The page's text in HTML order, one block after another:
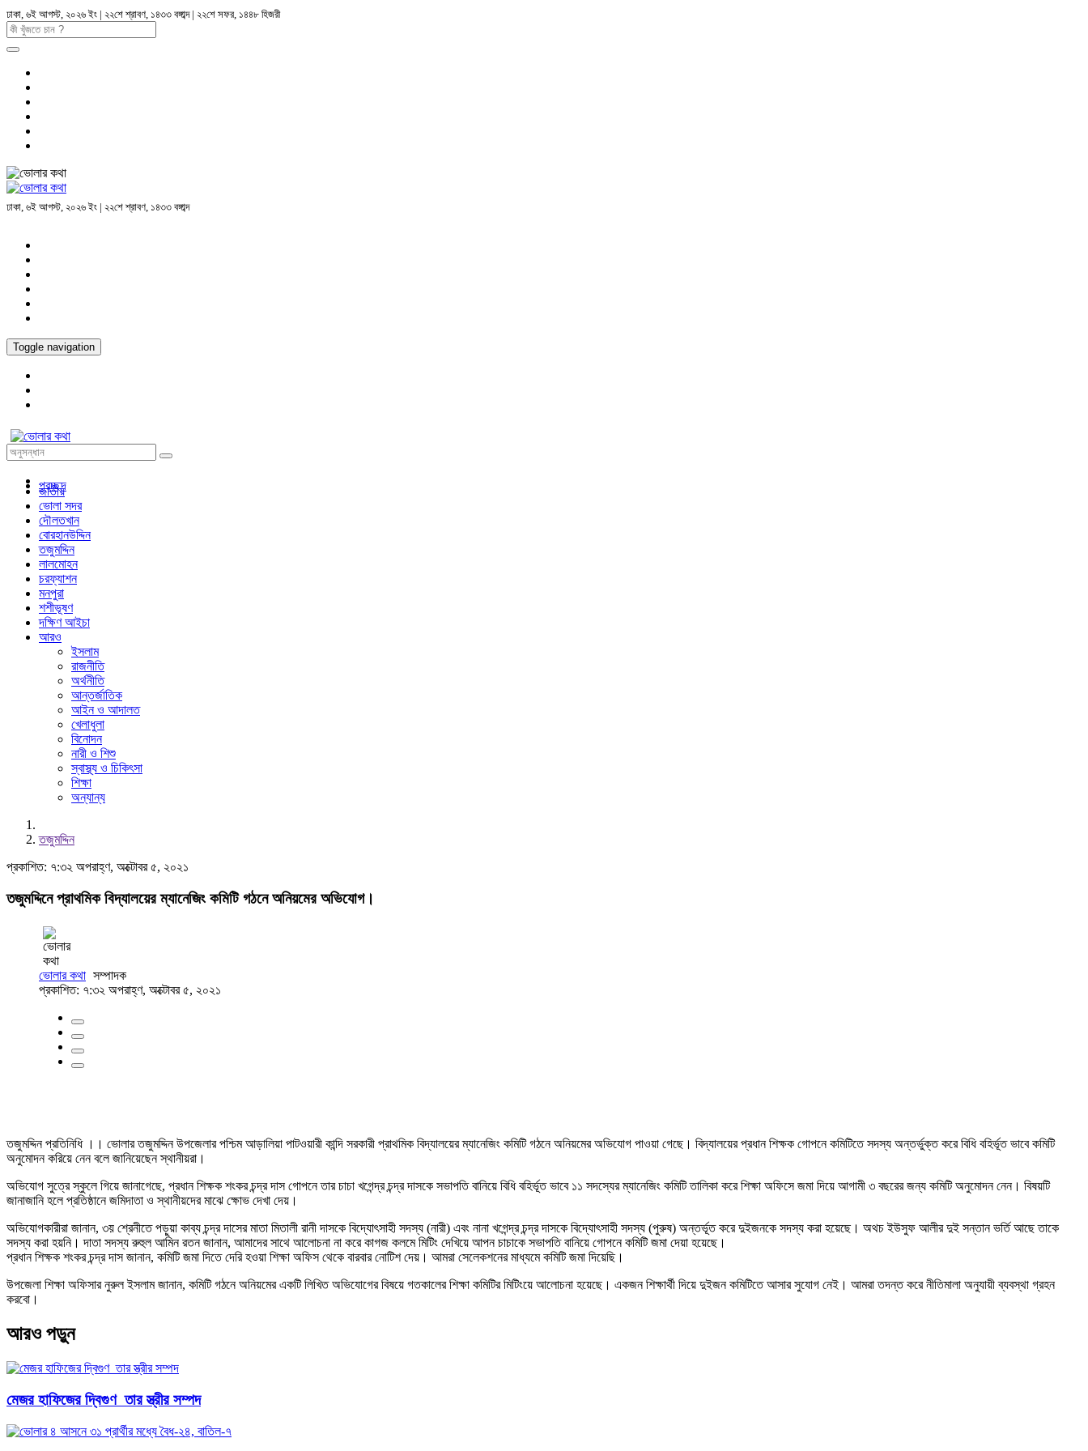
ঢাকা, ৬ই আগস্ট, ২০২৬ ইং | ২২শে শ্রাবণ, ১৪৩৩ বঙ্গাব্দ | ২২শে সফর, ১৪৪৮ হিজরী
ঢাকা, ৬ই আগস্ট, ২০২৬ ইং | ২২শে শ্রাবণ, ১৪৩৩ বঙ্গাব্দ
Toggle navigation
প্রচ্ছদ
জাতীয়
ভোলা সদর
দৌলতখান
বোরহানউদ্দিন
তজুমদ্দিন
লালমোহন
চরফ্যাশন
মনপুরা
শশীভূষণ
দক্ষিণ আইচা
আরও
ইসলাম
রাজনীতি
অর্থনীতি
আন্তর্জাতিক
আইন ও আদালত
খেলাধুলা
বিনোদন
নারী ও শিশু
স্বাস্থ্য ও চিকিৎসা
শিক্ষা
অন্যান্য
তজুমদ্দিন
প্রকাশিত: ৭:৩২ অপরাহ্ণ, অক্টোবর ৫, ২০২১
তজুমদ্দিনে প্রাথমিক বিদ্যালয়ের ম্যানেজিং কমিটি গঠনে অনিয়মের অভিযোগ।
ভোলার কথা সম্পাদক
প্রকাশিত: ৭:৩২ অপরাহ্ণ, অক্টোবর ৫, ২০২১
তজুমদ্দিন প্রতিনিধি ।। ভোলার তজুমদ্দিন উপজেলার পশ্চিম আড়ালিয়া পাটওয়ারী কান্দি সরকারী প্রাথমিক বিদ্যালয়ের ম্যানেজিং কমিটি গঠনে অনিয়মের অভিযোগ পাওয়া গেছে। বিদ্যালয়ের প্রধান শিক্ষক গোপনে কমিটিতে সদস্য অন্তর্ভুক্ত করে বিধি বহির্ভূত ভাবে কমিটি
অনুমোদন করিয়ে নেন বলে জানিয়েছেন স্থানীয়রা।
অভিযোগ সুত্রে স্কুলে গিয়ে জানাগেছে, প্রধান শিক্ষক শংকর চন্দ্র দাস গোপনে তার চাচা খগেন্দ্র চন্দ্র দাসকে সভাপতি বানিয়ে বিধি বহির্ভূত ভাবে ১১ সদস্যের ম্যানেজিং কমিটি তালিকা করে শিক্ষা অফিসে জমা দিয়ে আগামী ৩ বছরের জন্য কমিটি অনুমোদন নেন। বিষয়টি
জানাজানি হলে প্রতিষ্ঠানে জমিদাতা ও স্থানীয়দের মাঝে ক্ষোভ দেখা দেয়।
অভিযোগকারীরা জানান, ৩য় শ্রেনীতে পড়ুয়া কাব্য চন্দ্র দাসের মাতা মিতালী রানী দাসকে বিদ্যোৎসাহী সদস্য (নারী) এবং নানা খগেন্দ্র চন্দ্র দাসকে বিদ্যোৎসাহী সদস্য (পুরুষ) অন্তর্ভূত করে দুইজনকে সদস্য করা হয়েছে। অথচ ইউসুফ আলীর দুই সন্তান ভর্তি আছে তাকে
সদস্য করা হয়নি। দাতা সদস্য রুহুল আমিন রতন জানান, আমাদের সাথে আলোচনা না করে কাগজ কলমে মিটিং দেখিয়ে আপন চাচাকে সভাপতি বানিয়ে গোপনে কমিটি জমা দেয়া হয়েছে।
প্রধান শিক্ষক শংকর চন্দ্র দাস জানান, কমিটি জমা দিতে দেরি হওয়া শিক্ষা অফিস থেকে বারবার নোটিশ দেয়। আমরা সেলেকশনের মাধ্যমে কমিটি জমা দিয়েছি।
উপজেলা শিক্ষা অফিসার নুরুল ইসলাম জানান, কমিটি গঠনে অনিয়মের একটি লিখিত অভিযোগের বিষয়ে গতকালের শিক্ষা কমিটির মিটিংয়ে আলোচনা হয়েছে। একজন শিক্ষার্থী দিয়ে দুইজন কমিটিতে আসার সুযোগ নেই। আমরা তদন্ত করে নীতিমালা অনুযায়ী ব্যবস্থা গ্রহন
করবো।
আরও পড়ুন
মেজর হাফিজের দ্বিগুণ তার স্ত্রীর সম্পদ